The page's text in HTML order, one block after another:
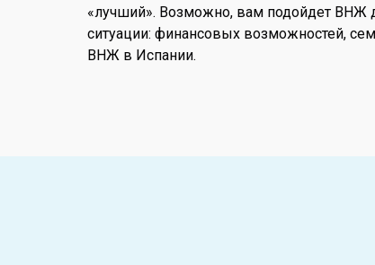
«лучший». Возможно, вам подойдет ВНЖ
ситуации: финансовых возможностей,
ВНЖ в Испании.